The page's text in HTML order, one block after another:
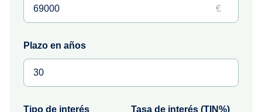
€
Plazo en años
Tipo de interés Tasa de interés (TIN%)